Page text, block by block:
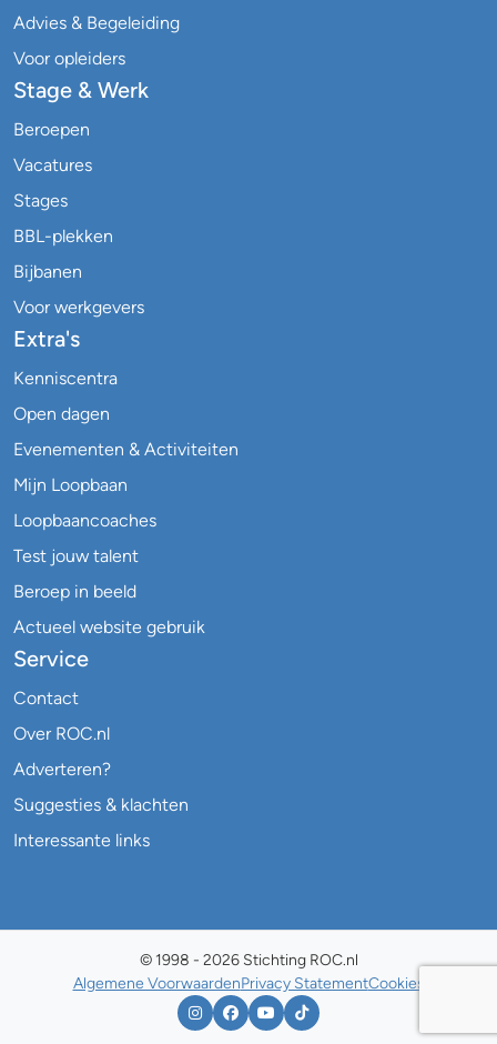
Advies & Begeleiding
Voor opleiders
Stage & Werk
Beroepen
Vacatures
Stages
BBL-plekken
Bijbanen
Voor werkgevers
Extra's
Kenniscentra
Open dagen
Evenementen & Activiteiten
Mijn Loopbaan
Loopbaancoaches
Test jouw talent
Beroep in beeld
Actueel website gebruik
Service
Contact
Over ROC.nl
Adverteren?
Suggesties & klachten
Interessante links
© 1998 - 2026 Stichting ROC.nl
Algemene VoorwaardenPrivacy StatementCookies